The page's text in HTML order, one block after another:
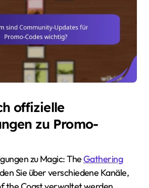
offizielle
zu Promo-
zu Magic: TheGathering
Sie über verschiedene Kanäle,